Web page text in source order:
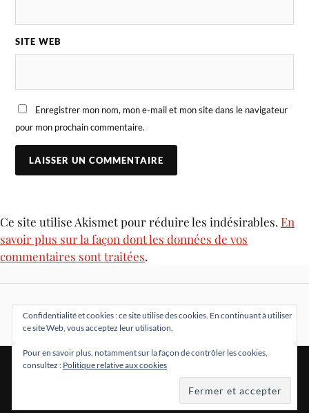
SITE WEB
Enregistrer mon nom, mon e-mail et mon site dans le navigateur
pour mon prochain commentaire.
Ce site utilise Akismet pour réduire les indésirables. En
savoir plus sur la façon dont les données de vos
commentaires sont traitées.
WORDPRESS & THÈME PAR
ANDERS NORÉN
Confidentialité et cookies : ce site utilise des cookies. En continuant à utiliser
ce site Web, vous acceptez leur utilisation.
Pour en savoir plus, notamment sur la façon de contrôler les cookies,
consultez : Politique relative aux cookies